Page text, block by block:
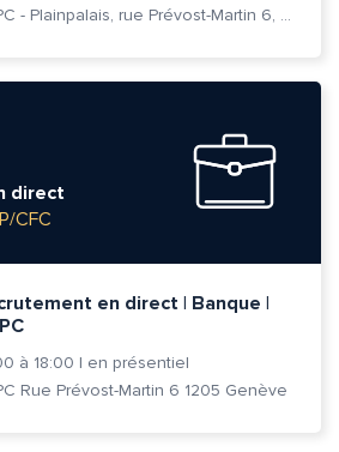
OFPC - Plainpalais, rue Prévost-Martin 6, 1205 Genève
direct
CFC
en direct | Banque |
à 18:00 | en présentiel
Rue Prévost-Martin 6 1205 Genève